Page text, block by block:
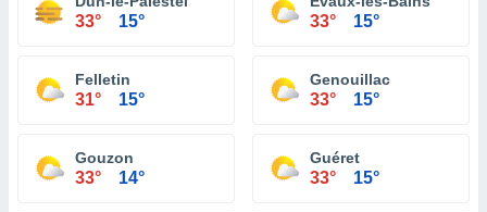
33° 15° 33° 15°
Felletin
31° 15°
Genouillac
33° 15°
Gouzon
33° 14°
Guéret
33° 15°